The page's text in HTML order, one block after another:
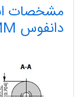
مشخصات
دانفوس OMM